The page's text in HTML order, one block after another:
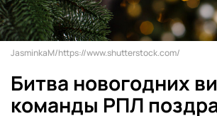
JasminkaM/https://www.shutterstock.com/
Битва новогодних
команды РПЛ